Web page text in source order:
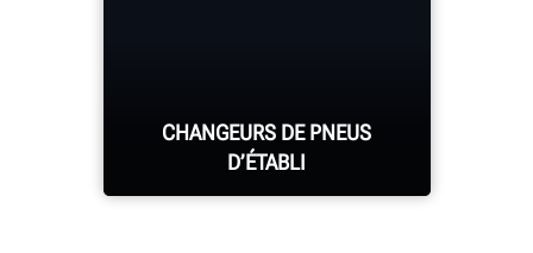
CHANGEURS DE PNEUS
D’ÉTABLI